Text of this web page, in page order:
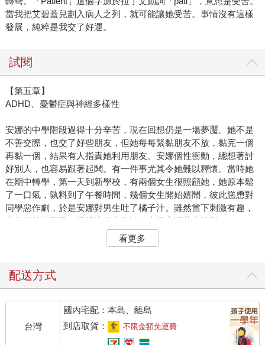
當我把艾碧蓋兒劃入病人之列，就可能讓她受苦。事情沒有這樣
發展，純粹是我交了好運。
試閱
【第五章】
ADHD、憂鬱症與神經多樣性
安娜的中學階段過得十分辛苦，現在回想仍是一場夢魘。她不是
不善交際，也交了好些朋友，但她每每緊黏朋友不放，黏完一個
再黏一個，結果有人指責她利用朋友。安娜個性衝動，總想著討
好別人，也容易跟著起鬨。有一件事尤其令她難以釋懷。當時她
在期中轉學，第一天到新學校，有兩個女生很照顧她，她原本鬆
了一口氣，孰料到了午餐時間，幾個女生開始嬉鬧，彼此慫恿對
同學惡作劇，於是安娜對男生吐了橘子汁。雖然當下刺激有趣，
事後卻後悔不已，覺得這件事為她的中學生涯蒙上陰影。
「第一天到新學校就做那種事，別人會怎麼看我？」安娜說著說
像變色龍一樣適應新環境，靠耍寶搞笑維持生存，但卻自尊低
落，也經常為自己講出的話後悔。畢業後的她考進藝術學院，讀
著讀著又覺得自己沒有藝術天分。她需要獲得肯定才敢繼續走這
條路，可是，儘管她入選展覽，也有人向她買畫，她還是決定轉
看更多
配送方式
台灣
國內宅配：本島、離島
到店取貨：
不限金額免運費